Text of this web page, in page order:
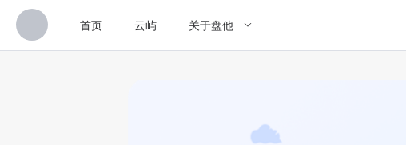
首页 云屿 关于盘他